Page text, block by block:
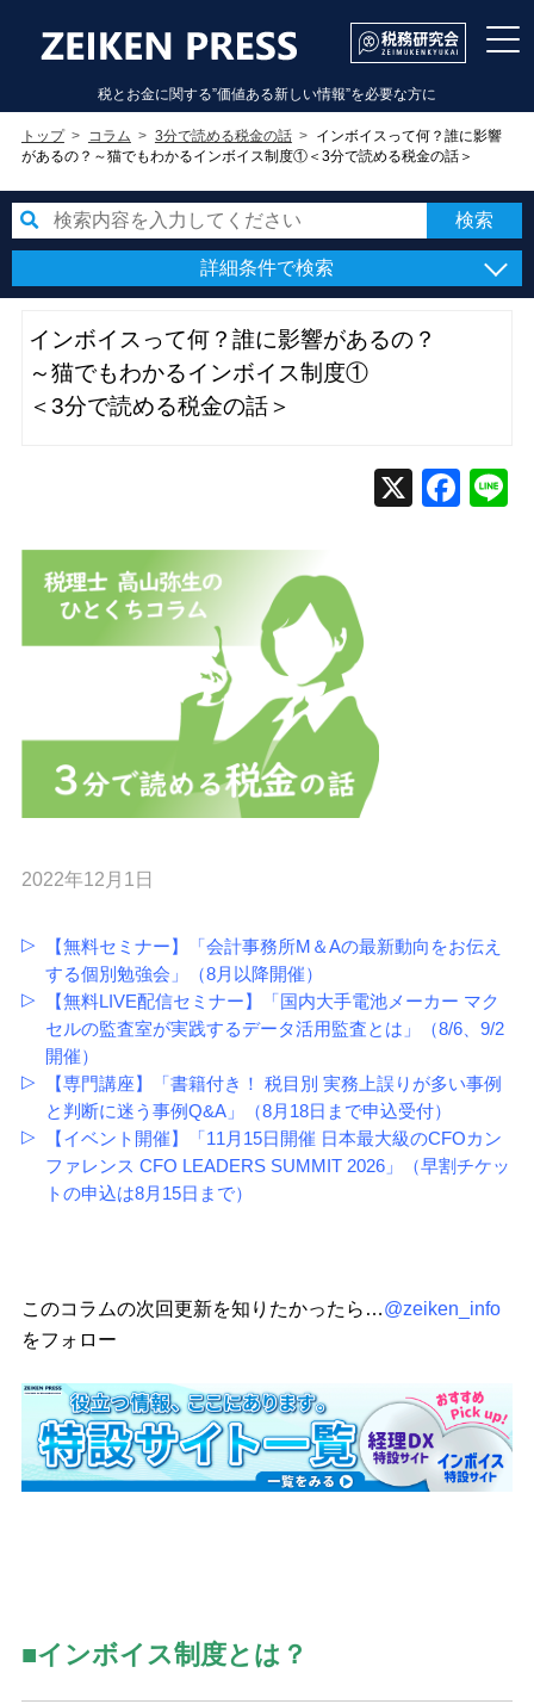
税とお金に関する”価値ある新しい情報”を必要な方に
トップ コラム 3分で読める税金の話
インボイスって何？誰に影響
があるの？～猫でもわかるインボイス制度①＜3分で読める税金の話＞
詳細条件で検索
インボイスって何？誰に影響があるの？
～猫でもわかるインボイス制度①
＜3分で読める税金の話＞
2022年12月1日
【無料セミナー】「会計事務所M＆Aの最新動向をお伝え
する個別勉強会」（8月以降開催）
【無料LIVE配信セミナー】「国内大手電池メーカー マク
セルの監査室が実践するデータ活用監査とは」（8/6、9/2
開催）
【専門講座】「書籍付き！ 税目別 実務上誤りが多い事例
と判断に迷う事例Q&A」（8月18日まで申込受付）
【イベント開催】「11月15日開催 日本最大級のCFOカン
ファレンス CFO LEADERS SUMMIT 2026」（早割チケッ
トの申込は8月15日まで）
このコラムの次回更新を知りたかったら…@zeiken_info
をフォロー
■インボイス制度とは？